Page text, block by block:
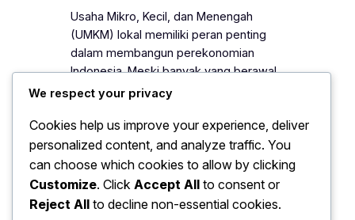
Usaha Mikro, Kecil, dan Menengah
(UMKM) lokal memiliki peran penting
dalam membangun perekonomian
Indonesia. Meski banyak yang berawal
dari skala rumahan atau modal terbatas,
mampu bersaing di tingkat nasional.
Dengan kreativitas, inovasi, dan
pemanfaatan teknologi, UMKM lokal
membuktikan bahwa produk daerah
tidak kalah dengan produk besar. Salah
We respect your privacy
Cookies help us improve your experience, deliver
personalized content, and analyze traffic. You
can choose which cookies to allow by clicking
Customize. Click Accept All to consent or
Reject All to decline non-essential cookies.